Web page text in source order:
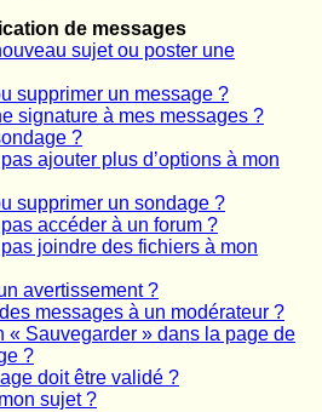
de messages
sujet ou poster une
supprimer un message ?
signature à mes messages ?
?
ajouter plus d’options à mon
supprimer un sondage ?
accéder à un forum ?
joindre des fichiers à mon
avertissement ?
messages à un modérateur ?
« Sauvegarder » dans la page de
?
doit être validé ?
sujet ?